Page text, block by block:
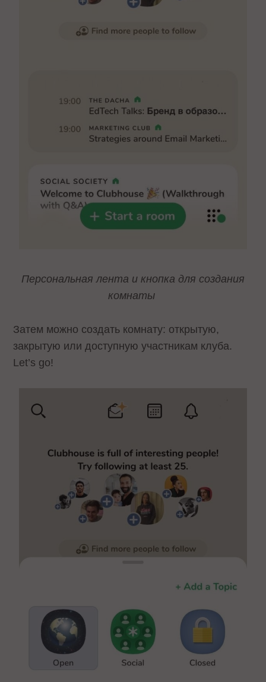
Персональная лента и кнопка для создания
комнаты
Затем можно создать комнату: открытую,
закрытую или доступную участникам клуба.
Let’s go!